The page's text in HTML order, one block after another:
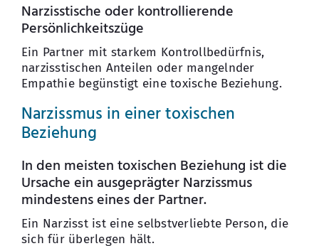
Narzisstische oder kontrollierende
Persönlichkeitszüge
Ein Partner mit starkem Kontrollbedürfnis,
narzisstischen Anteilen oder mangelnder
Empathie begünstigt eine toxische Beziehung.
Narzissmus in einer toxischen
Beziehung
In den meisten toxischen Beziehung ist die
Ursache ein ausgeprägter Narzissmus
mindestens eines der Partner.
Ein Narzisst ist eine selbstverliebte Person, die
sich für überlegen hält.